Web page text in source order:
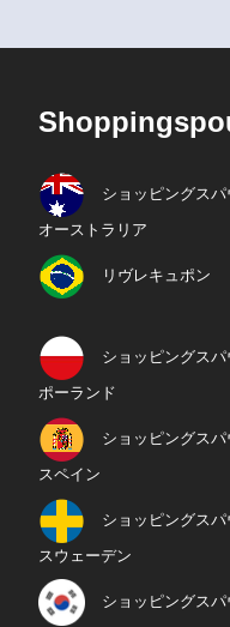
ショッピングスパ
オーストラリア
リヴレキュポン
ショッピングスパ
ポーランド
ショッピングスパ
スペイン
ショッピングスパ
スウェーデン
ショッピングスパ